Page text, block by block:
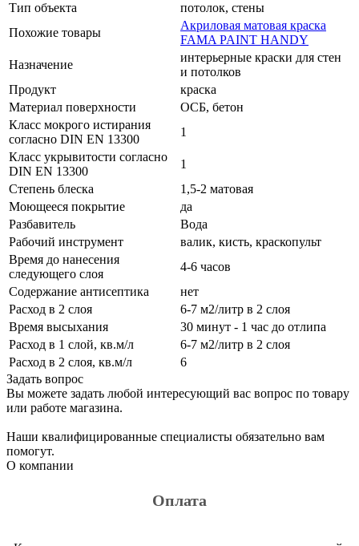
Тип объекта
потолок, стены
Похожие товары
Акриловая матовая краска
FAMA PAINT HANDY
Назначение
интерьерные краски для стен
и потолков
Продукт
краска
Материал поверхности
ОСБ, бетон
Класс мокрого истирания
согласно DIN EN 13300
1
Класс укрывитости согласно
DIN EN 13300
1
Степень блеска
1,5-2 матовая
Моющееся покрытие
да
Разбавитель
Вода
Рабочий инструмент
валик, кисть, краскопульт
Время до нанесения
следующего слоя
4-6 часов
Содержание антисептика
нет
Расход в 2 слоя
6-7 м2/литр в 2 слоя
Время высыхания
30 минут - 1 час до отлипа
Расход в 1 слой, кв.м/л
6-7 м2/литр в 2 слоя
Расход в 2 слоя, кв.м/л
6
Задать вопрос
Вы можете задать любой интересующий вас вопрос по товару
или работе магазина.
Наши квалифицированные специалисты обязательно вам
помогут.
О компании
Оплата